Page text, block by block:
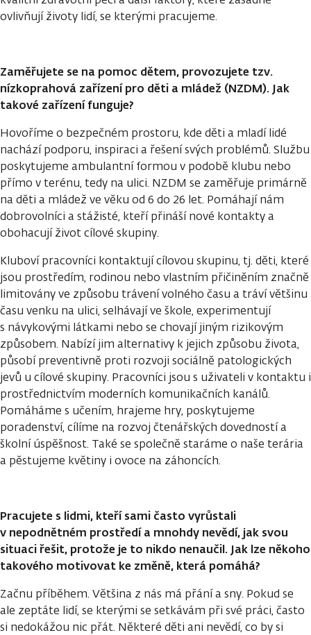
ovlivňují životy lidí, se kterými pracujeme.
Zaměřujete se na pomoc dětem, provozujete tzv.
nízkoprahová zařízení pro děti a mládež (NZDM). Jak
takové zařízení funguje?
Hovoříme o bezpečném prostoru, kde děti a mladí lidé
nachází podporu, inspiraci a řešení svých problémů. Službu
poskytujeme ambulantní formou v podobě klubu nebo
přímo v terénu, tedy na ulici. NZDM se zaměřuje primárně
na děti a mládež ve věku od 6 do 26 let. Pomáhají nám
dobrovolníci a stážisté, kteří přináší nové kontakty a
obohacují život cílové skupiny.
Kluboví pracovníci kontaktují cílovou skupinu, tj. děti, které
jsou prostředím, rodinou nebo vlastním přičiněním značně
limitovány ve způsobu trávení volného času a tráví většinu
času venku na ulici, selhávají ve škole, experimentují
s návykovými látkami nebo se chovají jiným rizikovým
způsobem. Nabízí jim alternativy k jejich způsobu života,
působí preventivně proti rozvoji sociálně patologických
jevů u cílové skupiny. Pracovníci jsou s uživateli v kontaktu i
prostřednictvím moderních komunikačních kanálů.
Pomáháme s učením, hrajeme hry, poskytujeme
poradenství, cílíme na rozvoj čtenářských dovedností a
školní úspěšnost. Také se společně staráme o naše terária
a pěstujeme květiny i ovoce na záhoncích.
Pracujete s lidmi, kteří sami často vyrůstali
v nepodnětném prostředí a mnohdy nevědí, jak svou
situaci řešit, protože je to nikdo nenaučil. Jak lze někoho
takového motivovat ke změně, která pomáhá?
Začnu příběhem. Většina z nás má přání a sny. Pokud se
ale zeptáte lidí, se kterými se setkávám při své práci, často
si nedokážou nic přát. Některé děti ani nevědí, co by si